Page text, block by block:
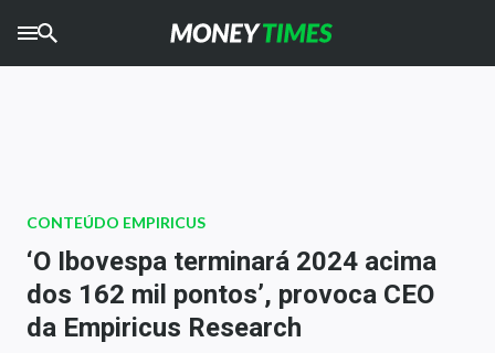
Giro do Mercado
Newsletters
Money Trader
CONTEÚDO EMPIRICUS
‘O Ibovespa terminará 2024 acima
dos 162 mil pontos’, provoca CEO
da Empiricus Research